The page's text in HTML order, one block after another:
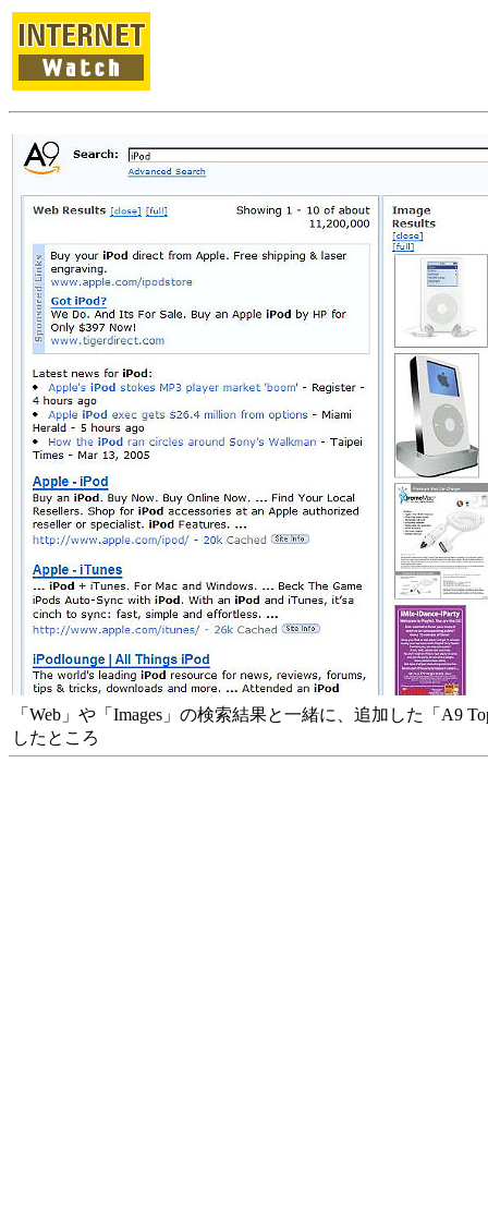
「Web」や「Images」の検索結果と一緒に、追加した「A9
したところ